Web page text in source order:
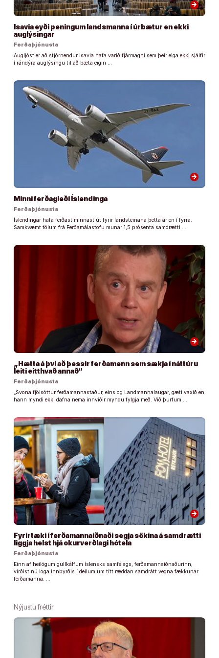
arrow_forward
Isavia eyði peningum landsmanna í úrbætur en ekki
auglýsingar
Ferðaþjónusta
Augljóst er að stjórnendur Isavia hafa varið fjármagni sem þeir eiga ekki sjálfir
í rándýra auglýsingu til að bæta eigin …
arrow_forward
Minni ferðagleði Íslendinga
Ferðaþjónusta
Íslendingar hafa ferðast minnast út fyrir landsteinana þetta ár en í fyrra.
Samkvæmt tölum frá Ferðamálastofu munar 1,5 prósenta samdrætti …
arrow_forward
„Hætta á því að þessir ferðamenn sem sækja í náttúru
leiti eitthvað annað“
Ferðaþjónusta
„Svona fjölsóttur ferðamannastaður, eins og Landmannalaugar, gæti vaxið en
hann myndi ekki dafna nema innviðir myndu fylgja með. Við þurfum …
arrow_forward
Fyrirtæki í ferðamannaiðnaði segja sökina á samdrætti
liggja helst hjá okurverðlagi hótela
Ferðaþjónusta
Einn af heilögum gullkálfum íslensks samfélags, ferðamannaiðnaðurinn,
virðist nú loga innbyrðis í deilum um títt ræddan samdrátt vegna fækkunar
ferðamanna. …
Nýjustu fréttir